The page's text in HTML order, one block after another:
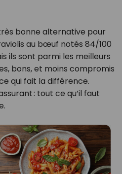
bonne alternative pour
au bœuf notés 84/100
ils sont parmi les meilleurs
bons, et moins compromis
qui fait la différence.
: tout ce qu’il faut